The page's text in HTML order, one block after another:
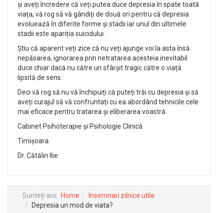
și aveți încredere că veți putea duce depresia în spate toată
viața, vă rog să vă gândiți de două ori pentru că depresia
evoluează în diferite forme și stadii iar unul din ultimele
stadii este apariția suicidului.
Știu că aparent veți zice că nu veți ajunge voi la asta însă
nepăsarea, ignorarea prin netratarea acesteia inevitabil
duce chiar dacă nu către un sfârșit tragic către o viață
lipsită de sens.
Deci vă rog să nu vă închipuiți că puteți trăi cu depresia și să
aveți curajul să vă confruntați cu ea abordând tehnicile cele
mai eficace pentru tratarea și eliberarea voastră.
Cabinet Psihoterapie și Psihologie Clinică
Timișoara
Dr. Cătălin Ilie
Sunteți aici: Home
Insemnari zilnice utile
Depresia un mod de viata?